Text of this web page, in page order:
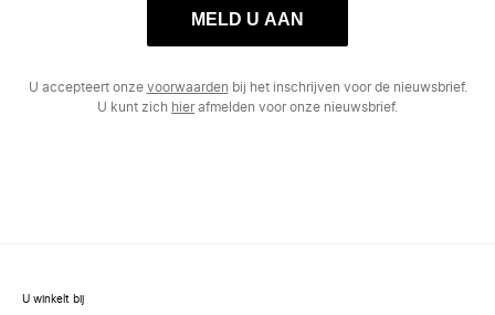
MELD U AAN
U accepteert onze voorwaarden bij het inschrijven voor de nieuwsbrief.
U kunt zich hierafmelden voor onze nieuwsbrief.
U winkelt bij